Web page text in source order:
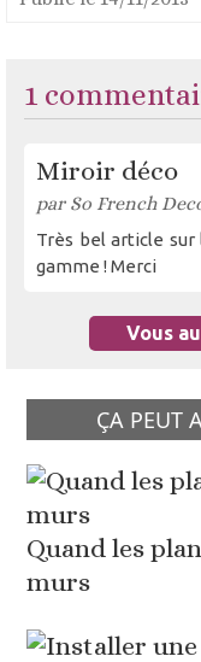
1
Miroir déco
par So French
Très bel article
gamme ! Merci
Vous
ÇA PEUT
Quand les
murs